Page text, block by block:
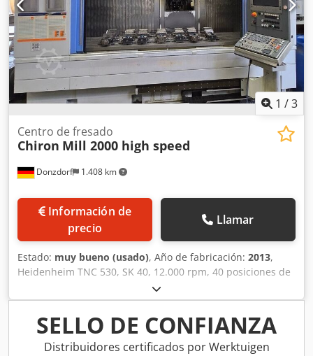
1 /3
Donzdorf 1.408 km
Centro de fresado
Chiron Mill 2000 high speed
Información de
precio
Llamar
Estado: muy bueno (usado), Año de fabricación: 2013,
Heidenheim TNC 530, SK 40, 12.000 rpm, 40 posiciones de
herramienta, refrigeración interna de herramienta,
sistema de medición directa en todos los ejes, sistema de
lubricación centralizada, puertas de carga automáticas,
palpador de medición, Djdoxfqyvopfx Apmsck
SELLO DE CONFIANZA
Distribuidores certificados por Werktuigen